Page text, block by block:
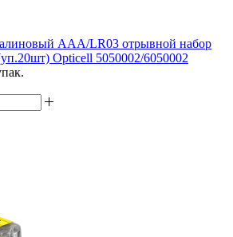
AAA/LR03 отрывной набор
Opticell 5050002/6050002